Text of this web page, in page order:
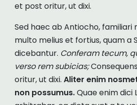
et post oritur, ut dixi.
Sed haec ab Antiocho, familiari
multo melius et fortius, quam a
dicebantur. Conferam tecum,
verso rem subicias;
oritur, ut dixi. Aliter enim
non possumus.Quae enim dici